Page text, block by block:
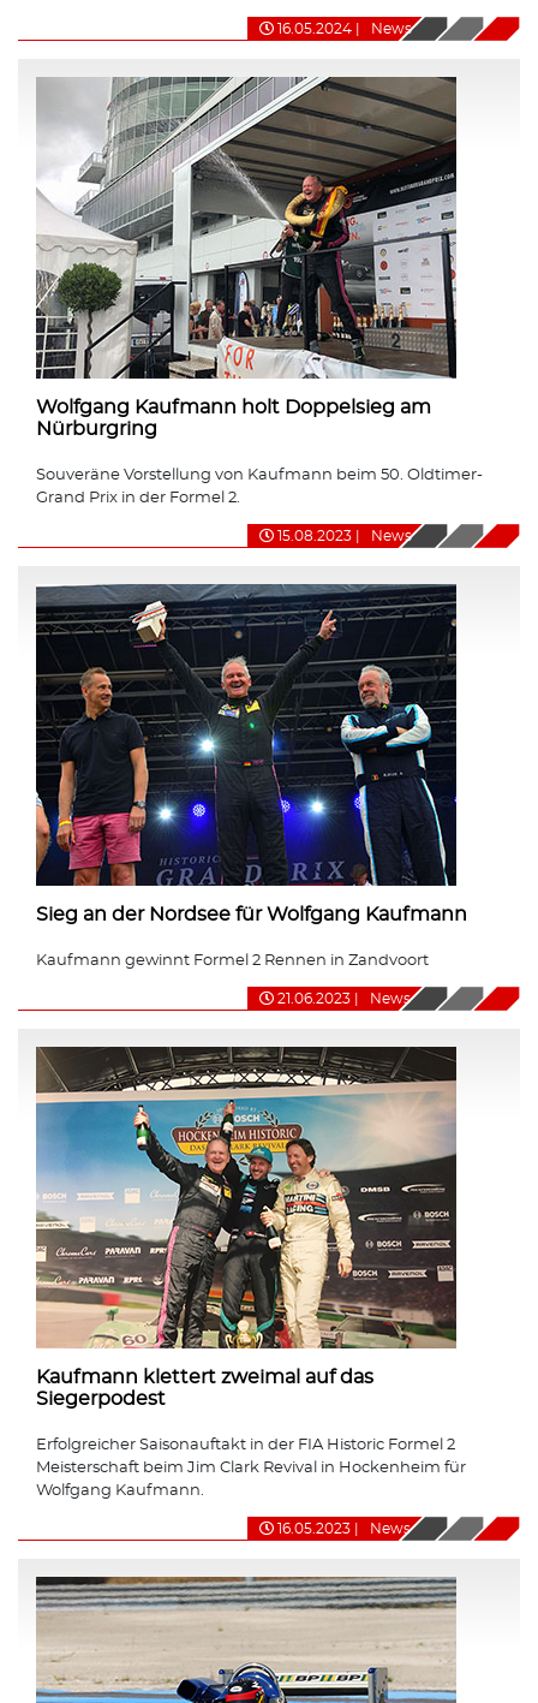
16.05.2024 News
Wolfgang Kaufmann holt Doppelsieg am
Nürburgring
Souveräne Vorstellung von Kaufmann beim 50. Oldtimer-
Grand Prix in der Formel 2.
15.08.2023 News
Sieg an der Nordsee für Wolfgang Kaufmann
Kaufmann gewinnt Formel 2 Rennen in Zandvoort
21.06.2023 News
Kaufmann klettert zweimal auf das
Siegerpodest
Erfolgreicher Saisonauftakt in der FIA Historic Formel 2
Meisterschaft beim Jim Clark Revival in Hockenheim für
Wolfgang Kaufmann.
16.05.2023 News